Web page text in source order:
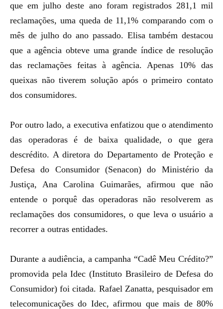
que em julho deste ano foram registrados 281,1 mil
reclamações, uma queda de 11,1%comparando com o
mês de julho do ano passado. Elisa também destacou
que a agência obteve uma grande índice de resolução
das reclamações feitas à agência. Apenas 10% das
queixas não tiverem solução após o primeiro contato
dos consumidores.
Por outro lado, a executiva enfatizou que o atendimento
das operadoras é de baixa qualidade, o que gera
descrédito. A diretora do Departamento de Proteção e
Defesa do Consumidor (Senacon) do Ministério da
Justiça, Ana Carolina Guimarães, afirmou que não
entende o porquê das operadoras não resolverem as
reclamações dos consumidores, o que leva o usuário a
recorrer a outras entidades.
Durante a audiência, a campanha “Cadê Meu Crédito?”
promovida pela Idec (Instituto Brasileiro de Defesa do
Consumidor) foi citada. Rafael Zanatta, pesquisador em
telecomunicações do Idec, afirmou que mais de 80%